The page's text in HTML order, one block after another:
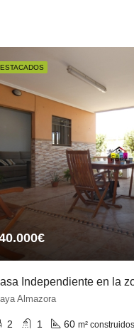
Independiente en la
Almazora
2 1 60 m² construidos